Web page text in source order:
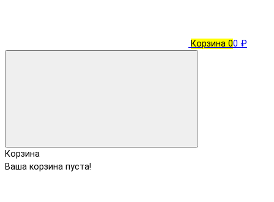
Корзина 00 ₽
Корзина
Ваша корзина пуста!